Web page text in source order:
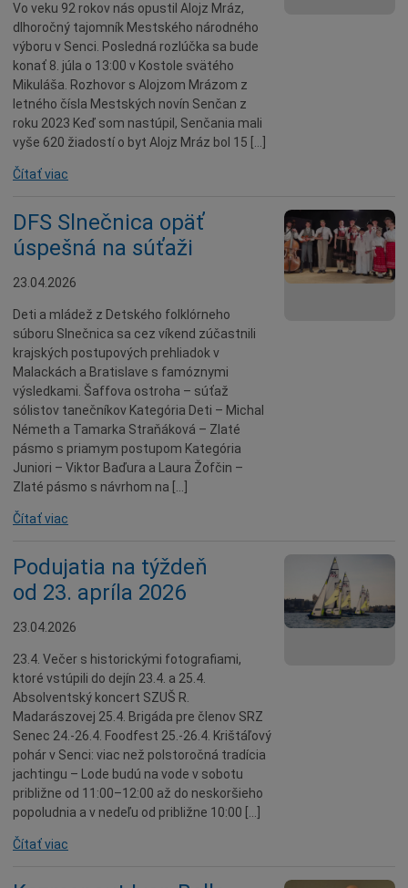
Partnerské mestá
Národnostné menšiny
Podujatie
Cyklomesto
Rekonštrukcia
Turizmus
Slnečné jazerá
Zdravotníctvo
Benefícia
Deti a rodina
Dobrovoľníctvo
Benefícia
Duchovný život
EkoMesto
Veda
Zvieratá
Súťaž
Vo veku 92 rokov nás opustil Alojz Mráz,
dlhoročný tajomník Mestského národného
výboru v Senci. Posledná rozlúčka sa bude
konať 8. júla o 13:00 v Kostole svätého
Mikuláša. Rozhovor s Alojzom Mrázom z
letného čísla Mestských novín Senčan z
roku 2023 Keď som nastúpil, Senčania mali
vyše 620 žiadostí o byt Alojz Mráz bol 15 […]
Čítať viac
DFS Slnečnica opäť
úspešná na súťaži
23.04.2026
Deti a mládež z Detského folklórneho
súboru Slnečnica sa cez víkend zúčastnili
krajských postupových prehliadok v
Malackách a Bratislave s famóznymi
výsledkami. Šaffova ostroha – súťaž
sólistov tanečníkov Kategória Deti – Michal
Németh a Tamarka Straňáková – Zlaté
pásmo s priamym postupom Kategória
Juniori – Viktor Baďura a Laura Žofčin –
Zlaté pásmo s návrhom na […]
Čítať viac
Podujatia na týždeň
od 23. apríla 2026
23.04.2026
23.4. Večer s historickými fotografiami,
ktoré vstúpili do dejín 23.4. a 25.4.
Absolventský koncert SZUŠ R.
Madarászovej 25.4. Brigáda pre členov SRZ
Senec 24.-26.4. Foodfest 25.-26.4. Krištáľový
pohár v Senci: viac než polstoročná tradícia
jachtingu – Lode budú na vode v sobotu
približne od 11:00–12:00 až do neskoršieho
popoludnia a v nedeľu od približne 10:00 […]
Čítať viac